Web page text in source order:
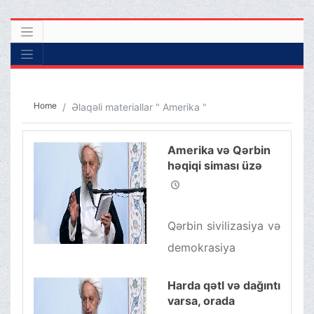
Home Əlaqəli materiallar " Amerika "
Amerika və Qərbin
həqiqi siması üzə
çıxmışdır
Qərbin sivilizasiya və
demokrasiya
olmaz. Onlar nə
Harda qətl və dağıntı
varsa, orada